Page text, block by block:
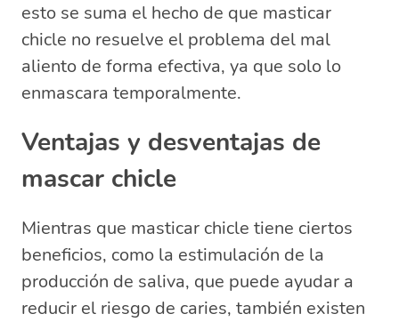
esto se suma el hecho de que masticar
chicle no resuelve el problema del mal
aliento de forma efectiva, ya que solo lo
enmascara temporalmente.
Ventajas y desventajas de
mascar chicle
Mientras que masticar chicle tiene ciertos
beneficios, como la estimulación de la
producción de saliva, que puede ayudar a
reducir el riesgo de caries, también existen